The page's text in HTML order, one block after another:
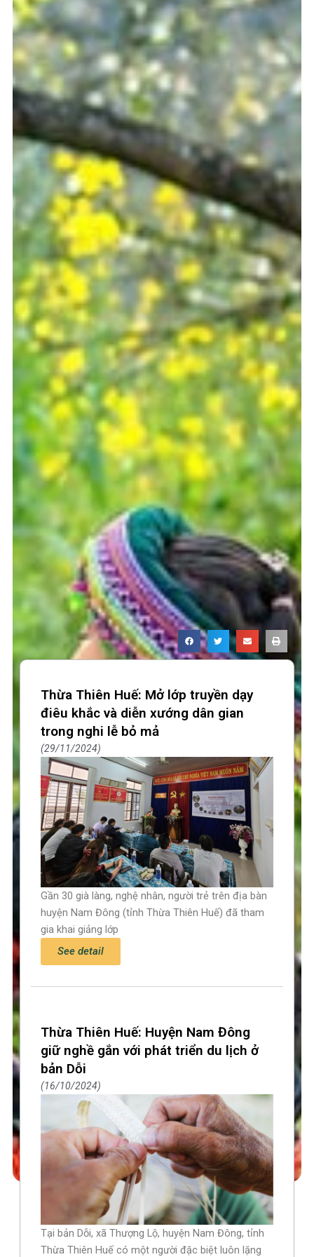
Thừa Thiên Huế: Mở lớp truyền dạy
điêu khắc và diễn xướng dân gian
trong nghi lễ bỏ mả
29/11/2024
Gần 30 già làng, nghệ nhân, người trẻ trên địa bàn
huyện Nam Đông (tỉnh Thừa Thiên Huế) đã tham
gia khai giảng lớp
See detail
Thừa Thiên Huế: Huyện Nam Đông
giữ nghề gắn với phát triển du lịch ở
bản Dỗi
16/10/2024
Tại bản Dỗi, xã Thượng Lộ, huyện Nam Đông, tỉnh
Thừa Thiên Huế có một người đặc biệt luôn lặng